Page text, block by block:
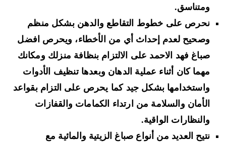
ومتناسق.
نحرص على خطوط التقاطع والدهن بشكل منظم
وصحيح لعدم إحداث أي من الأخطاء، ويحرص افضل
صباغ فهد الاحمد على الالتزام بنظافة منزلك ومكانك
مهما كان أثناء عملية الدهان وبعدها تنظيف الأدوات
واستخدامها بشكل جيد كما يحرص على التزام بقواعد
الأمان والسلامة من ارتداء الكمامات والقفازات
والنظارات الواقية.
نتيح العديد من أنواع صباغ الزيتية والمائية مع